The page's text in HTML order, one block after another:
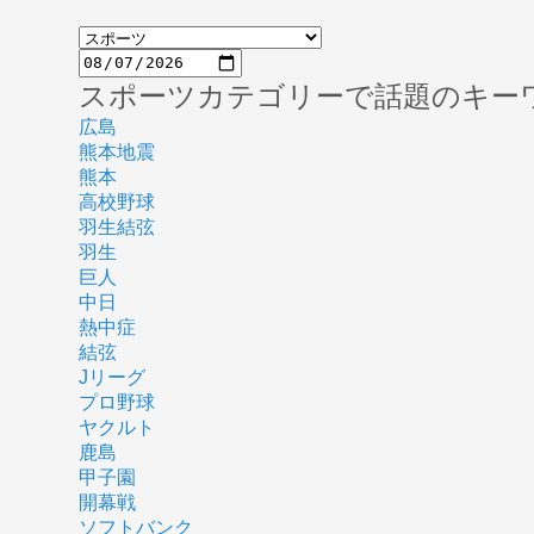
スポーツカテゴリーで話題のキー
広島
熊本地震
熊本
高校野球
羽生結弦
羽生
巨人
中日
熱中症
結弦
Jリーグ
プロ野球
ヤクルト
鹿島
甲子園
開幕戦
ソフトバンク